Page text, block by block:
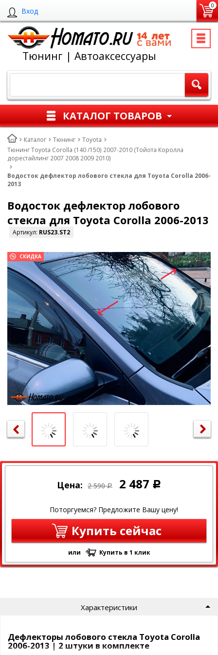
Вход
0
Тюнинг | Автоаксессуары
КАТАЛОГ ТОВАРОВ
Каталог Тюнинг
Toyota
Тюнинг Toyota Corolla (140 /150) 2007-2010 (Тойота Королла
дорестайлинг 2007 2008 2009 2010)
Водосток дефлектор лобового стекла для Toyota Corolla 2006-
2013
Водосток дефлектор лобового
стекла для Toyota Corolla 2006-2013
Артикул: RUS23.ST2
СКИДКА
Цена: 2 590 Р 2 487 Р
Поторгуемся? Предложите Вашу цену!
Купить сейчас
или Купить в 1 клик
Характеристики
Дефлекторы лобового стекла Toyota Corolla
2006-2013 | 2 штуки в комплекте